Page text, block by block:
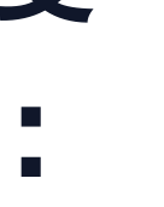
投稿交流